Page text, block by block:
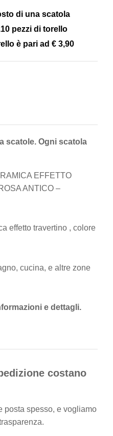
di una scatola
pezzi di torello
è pari ad € 3,90
scatole. Ogni scatola
EFFETTO
ANTICO –
effetto travertino , colore
cucina, e altre zone
e dettagli.
costano
posta spesso, e vogliamo